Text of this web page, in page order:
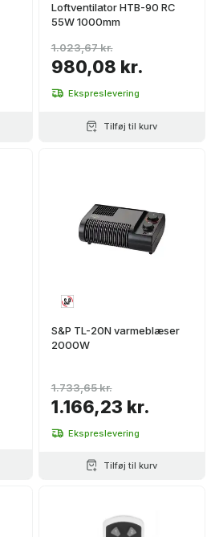
Loftventilator HTB-90 RC
55W 1000mm
980,08 kr.
1.023,67 kr.
Ekspreslevering
Tilføj til kurv
S&P TL-20N varmeblæser
2000W
1.166,23 kr.
1.733,65 kr.
Ekspreslevering
Tilføj til kurv